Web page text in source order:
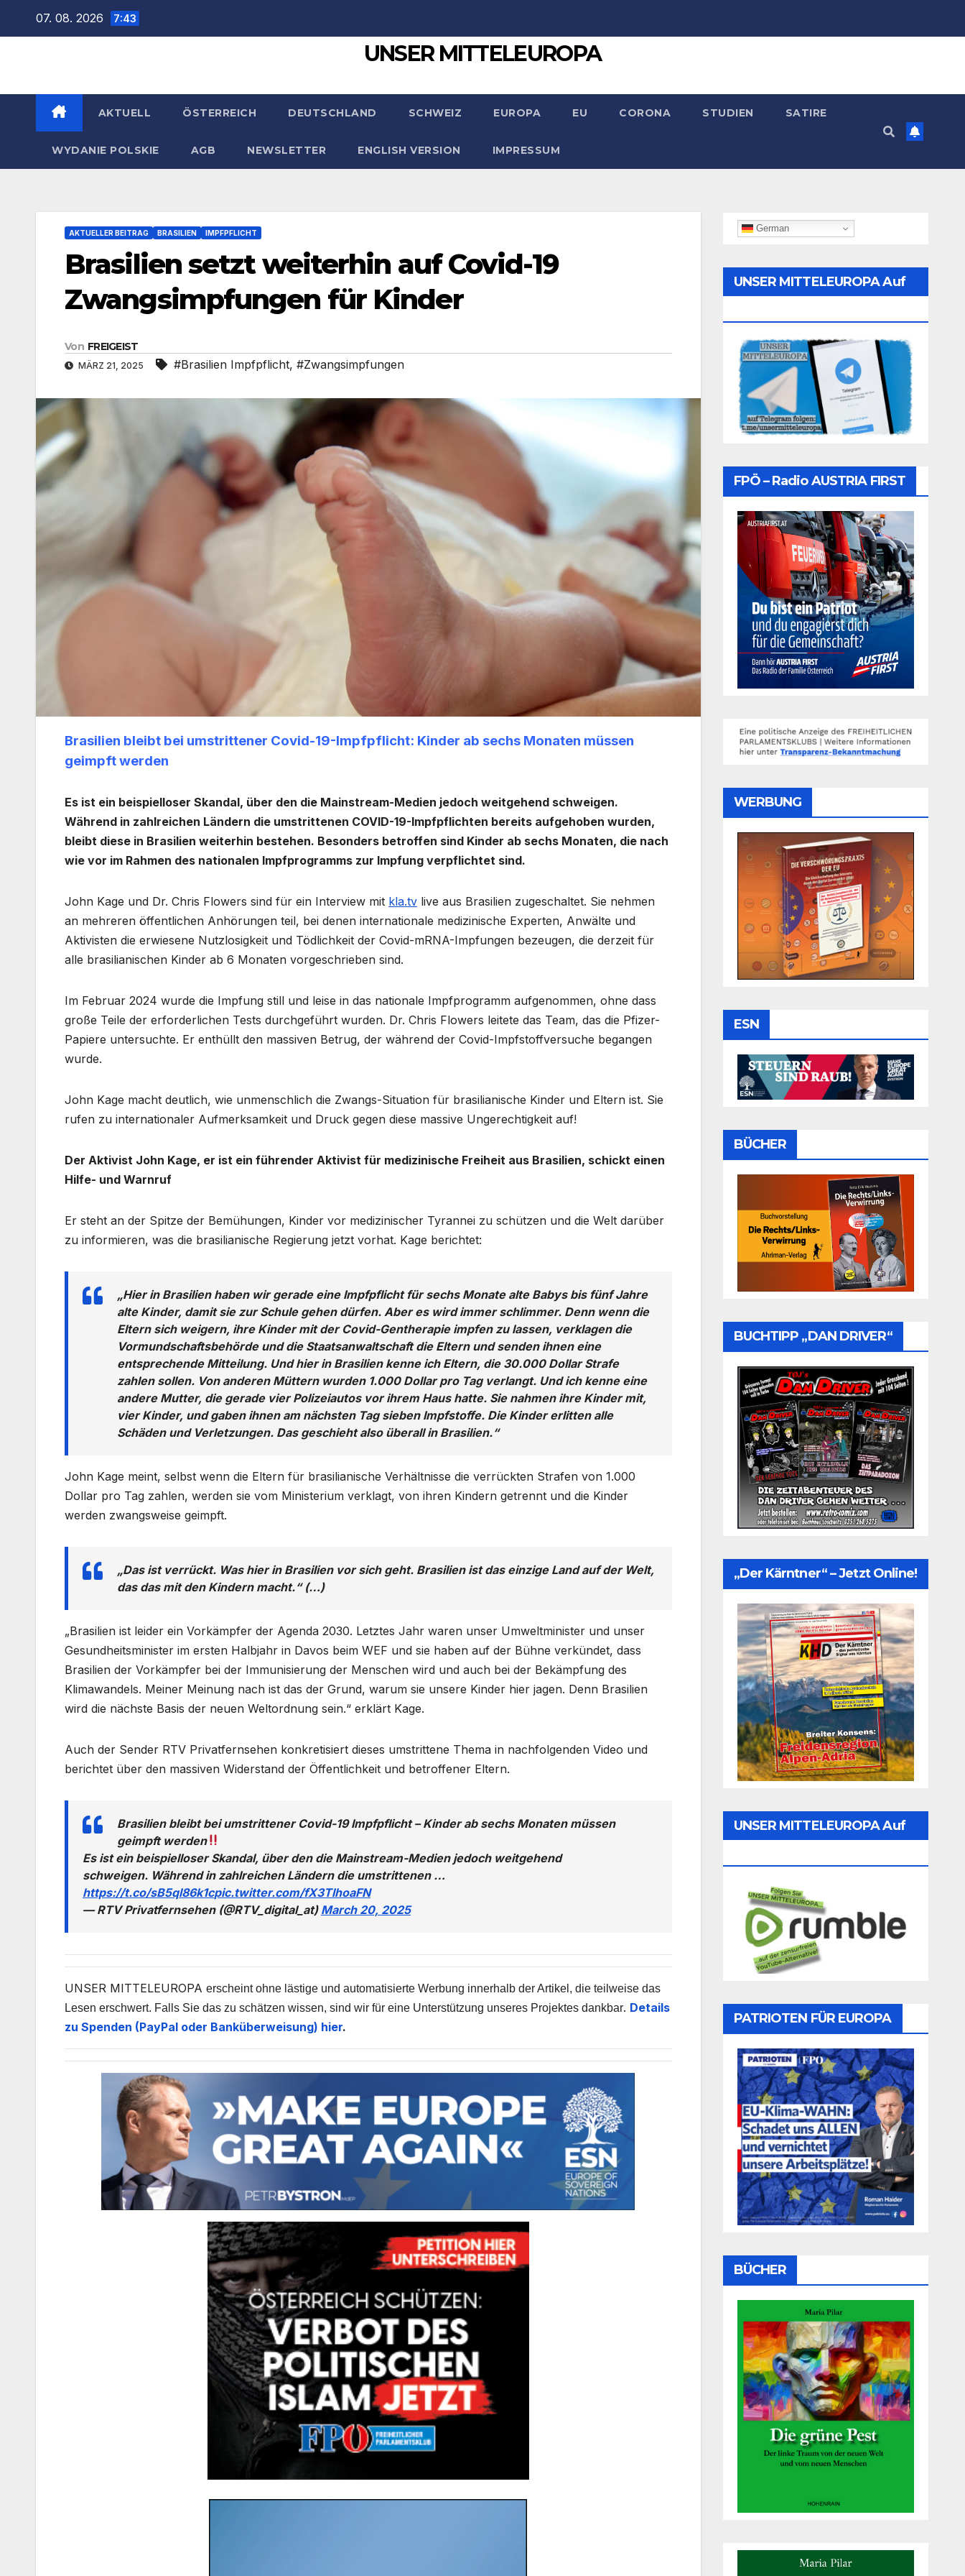
07. 08. 2026 7:43
UNSER MITTELEUROPA
AKTUELL ÖSTERREICH DEUTSCHLAND SCHWEIZ EUROPA EU CORONA STUDIEN SATIRE
WYDANIE POLSKIE AGB NEWSLETTER ENGLISH VERSION IMPRESSUM
AKTUELLER BEITRAG BRASILIEN IMPFPFLICHT
Brasilien setzt weiterhin auf Covid-19
Zwangsimpfungen für Kinder
Von FREIGEIST
MÄRZ 21, 2025 #Brasilien Impfpflicht, #Zwangsimpfungen
Brasilien bleibt bei umstrittener Covid-19-Impfpflicht: Kinder ab sechs Monaten müssen
geimpft werden
Es ist ein beispielloser Skandal, über den die Mainstream-Medien jedoch weitgehend schweigen.
Während in zahlreichen Ländern die umstrittenen COVID-19-Impfpflichten bereits aufgehoben wurden,
bleibt diese in Brasilien weiterhin bestehen. Besonders betroffen sind Kinder ab sechs Monaten, die nach
wie vor im Rahmen des nationalen Impfprogramms zur Impfung verpflichtet sind.
John Kage und Dr. Chris Flowers sind für ein Interview mit kla.tv live aus Brasilien zugeschaltet. Sie nehmen
an mehreren öffentlichen Anhörungen teil, bei denen internationale medizinische Experten, Anwälte und
Aktivisten die erwiesene Nutzlosigkeit und Tödlichkeit der Covid-mRNA-Impfungen bezeugen, die derzeit für
alle brasilianischen Kinder ab 6 Monaten vorgeschrieben sind.
Im Februar 2024 wurde die Impfung still und leise in das nationale Impfprogramm aufgenommen, ohne dass
große Teile der erforderlichen Tests durchgeführt wurden. Dr. Chris Flowers leitete das Team, das die Pfizer-
Papiere untersuchte. Er enthüllt den massiven Betrug, der während der Covid-Impfstoffversuche begangen
wurde.
John Kage macht deutlich, wie unmenschlich die Zwangs-Situation für brasilianische Kinder und Eltern ist. Sie
rufen zu internationaler Aufmerksamkeit und Druck gegen diese massive Ungerechtigkeit auf!
Der Aktivist John Kage, er ist ein führender Aktivist für medizinische Freiheit aus Brasilien, schickt einen
Hilfe- und Warnruf
Er steht an der Spitze der Bemühungen, Kinder vor medizinischer Tyrannei zu schützen und die Welt darüber
zu informieren, was die brasilianische Regierung jetzt vorhat. Kage berichtet:
„Hier in Brasilien haben wir gerade eine Impfpflicht für sechs Monate alte Babys bis fünf Jahre
alte Kinder, damit sie zur Schule gehen dürfen. Aber es wird immer schlimmer. Denn wenn die
Eltern sich weigern, ihre Kinder mit der Covid-Gentherapie impfen zu lassen, verklagen die
Vormundschaftsbehörde und die Staatsanwaltschaft die Eltern und senden ihnen eine
entsprechende Mitteilung. Und hier in Brasilien kenne ich Eltern, die 30.000 Dollar Strafe
zahlen sollen. Von anderen Müttern wurden 1.000 Dollar pro Tag verlangt. Und ich kenne eine
andere Mutter, die gerade vier Polizeiautos vor ihrem Haus hatte. Sie nahmen ihre Kinder mit,
vier Kinder, und gaben ihnen am nächsten Tag sieben Impfstoffe. Die Kinder erlitten alle
Schäden und Verletzungen. Das geschieht also überall in Brasilien.“
John Kage meint, selbst wenn die Eltern für brasilianische Verhältnisse die verrückten Strafen von 1.000
Dollar pro Tag zahlen, werden sie vom Ministerium verklagt, von ihren Kindern getrennt und die Kinder
werden zwangsweise geimpft.
„Das ist verrückt. Was hier in Brasilien vor sich geht. Brasilien ist das einzige Land auf der Welt,
das das mit den Kindern macht.“ (…)
„Brasilien ist leider ein Vorkämpfer der Agenda 2030. Letztes Jahr waren unser Umweltminister und unser
Gesundheitsminister im ersten Halbjahr in Davos beim WEF und sie haben auf der Bühne verkündet, dass
Brasilien der Vorkämpfer bei der Immunisierung der Menschen wird und auch bei der Bekämpfung des
Klimawandels. Meiner Meinung nach ist das der Grund, warum sie unsere Kinder hier jagen. Denn Brasilien
wird die nächste Basis der neuen Weltordnung sein.“ erklärt Kage.
Auch der Sender RTV Privatfernsehen konkretisiert dieses umstrittene Thema in nachfolgenden Video und
berichtet über den massiven Widerstand der Öffentlichkeit und betroffener Eltern.
Brasilien bleibt bei umstrittener Covid-19 Impfpflicht – Kinder ab sechs Monaten müssen
geimpft werden
Es ist ein beispielloser Skandal, über den die Mainstream-Medien jedoch weitgehend
schweigen. Während in zahlreichen Ländern die umstrittenen …
https://t.co/sB5ql86k1cpic.twitter.com/fX3TlhoaFN
— RTV Privatfernsehen (@RTV_digital_at) March 20, 2025
UNSER MITTELEUROPA erscheint ohne lästige und automatisierte Werbung innerhalb der Artikel, die teilweise das
Lesen erschwert. Falls Sie das zu schätzen wissen, sind wir für eine Unterstützung unseres Projektes dankbar. Details
zu Spenden (PayPal oder Banküberweisung) hier.
German
UNSER MITTELEUROPA Auf
FPÖ – Radio AUSTRIA FIRST
WERBUNG
ESN
BÜCHER
BUCHTIPP „DAN DRIVER“
„Der Kärntner“ – Jetzt Online!
UNSER MITTELEUROPA Auf
PATRIOTEN FÜR EUROPA
BÜCHER